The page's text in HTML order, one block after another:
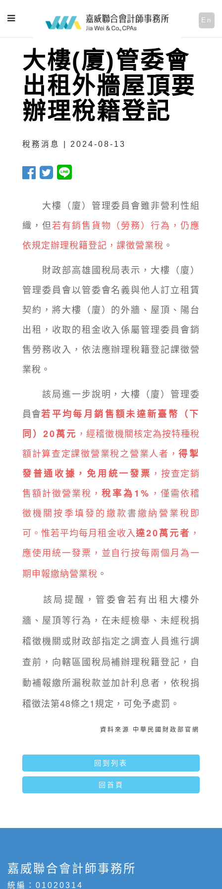
En
大樓(廈)管委會
出租外牆屋頂要
辦理稅籍登記
稅務消息 | 2024-08-13
大樓（廈）管理委員會雖非營利性組
織，但若有銷售貨物（勞務）行為，仍應
依規定辦理稅籍登記，課徵營業稅 。
財政部高雄國稅局表示，大樓（廈）
管理委員會以管委會名義與他人訂立租賃
契約，將大樓（廈）的外牆、屋頂、陽台
出租，收取的租金收入係屬管理委員會銷
售勞務收入，依法應辦理稅籍登記課徵營
業稅。
該局進一步說明，大樓（廈）管理委
員會若平均每月銷售額未達新臺幣（下
同）20萬元 ，經稽徵機關核定為按特種稅
額計算查定課徵營業稅之營業人者，得掣
發普通收據，免用統一發票 ，按查定銷
售額計徵營業稅， 稅率為1% ，僅需依稽
徵機關按季填發的繳款書繳納營業稅即
可。惟若平均每月租金收入達20萬元者 ，
應使用統一發票，並自行按每兩個月為一
期申報繳納營業稅 。
該局提醒，管委會若有出租大樓外
牆、屋頂等行為，在未經檢舉、未經稅捐
稽徵機關或財政部指定之調查人員進行調
查前，向轄區國稅局補辦理稅籍登記，自
動補報繳所漏稅款並加計利息者，依稅捐
稽徵法第48條之1規定，可免予處罰。
資料來源 中華民國財政部官網
回到列表
回首頁
嘉威聯合會計師事務所
統編：01020314